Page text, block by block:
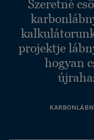
Szeretné
projektje
hogyan